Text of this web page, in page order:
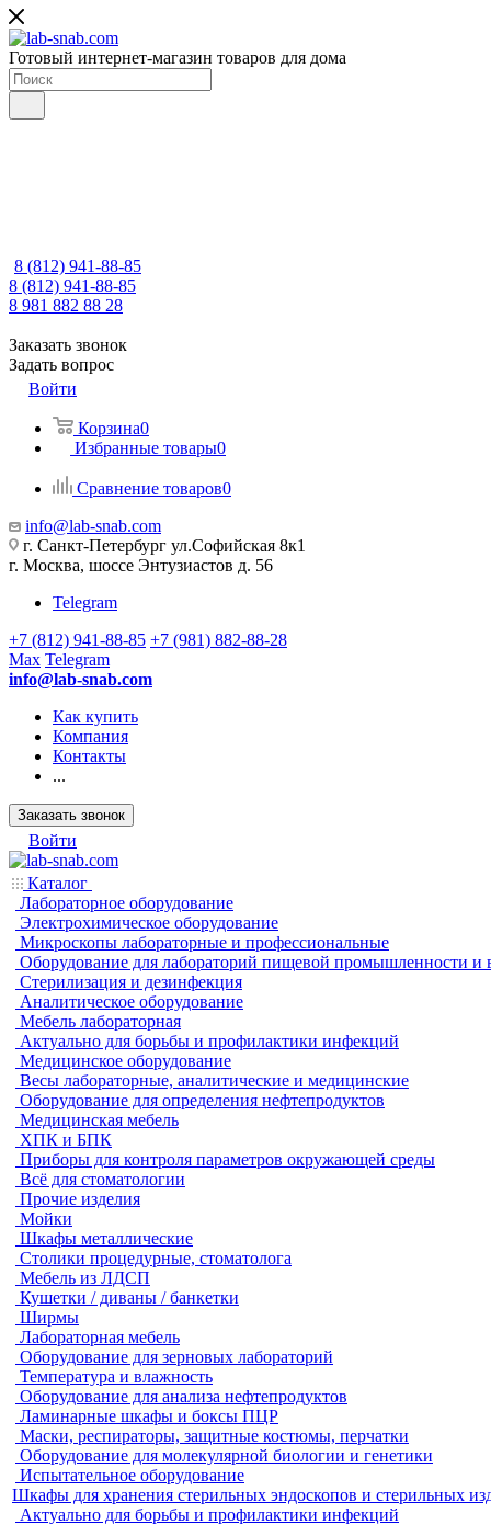
Готовый интернет-магазин товаров для дома
8 (812) 941-88-85
8 (812) 941-88-85
8 981 882 88 28
Заказать звонок
Задать вопрос
Войти
Корзина0
Избранные товары0
Сравнение товаров0
info@lab-snab.com
г. Санкт-Петербург ул.Софийская 8к1
г. Москва, шоссе Энтузиастов д. 56
Telegram
+7 (812) 941-88-85 +7 (981) 882-88-28
Max Telegram
info@lab-snab.com
Как купить
Компания
Контакты
...
Заказать звонок
Войти
Каталог
Лабораторное оборудование
Электрохимическое оборудование
Микроскопы лабораторные и профессиональные
Оборудование для лабораторий пищевой промышленности и
Стерилизация и дезинфекция
Аналитическое оборудование
Мебель лабораторная
Актуально для борьбы и профилактики инфекций
Медицинское оборудование
Весы лабораторные, аналитические и медицинские
Оборудование для определения нефтепродуктов
Медицинская мебель
ХПК и БПК
Приборы для контроля параметров окружающей среды
Всё для стоматологии
Прочие изделия
Мойки
Шкафы металлические
Столики процедурные, стоматолога
Мебель из ЛДСП
Кушетки / диваны / банкетки
Ширмы
Лабораторная мебель
Оборудование для зерновых лабораторий
Температура и влажность
Оборудование для анализа нефтепродуктов
Ламинарные шкафы и боксы ПЦР
Маски, респираторы, защитные костюмы, перчатки
Оборудование для молекулярной биологии и генетики
Испытательное оборудование
Шкафы для хранения стерильных эндоскопов и стерильных
Актуально для борьбы и профилактики инфекций